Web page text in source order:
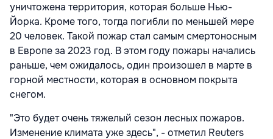
уничтожена территория, которая больше Нью-
Йорка. Кроме того, тогда погибли по меньшей мере
20 человек. Такой пожар стал самым смертоносным
в Европе за 2023 год. В этом году пожары начались
раньше, чем ожидалось, один произошел в марте в
горной местности, которая в основном покрыта
снегом.
"Это будет очень тяжелый сезон лесных пожаров.
Изменение климата уже здесь", - отметил Reuters